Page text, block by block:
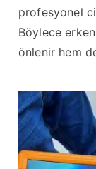
profesyonel
Böylece
önlenir hem